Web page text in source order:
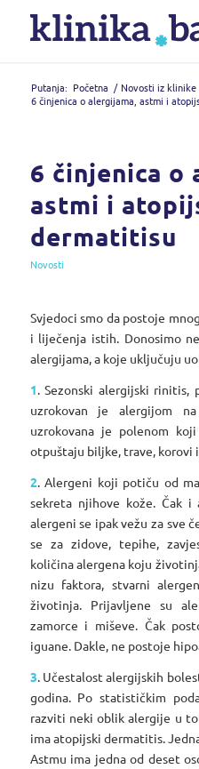
Putanja: Početna / Novosti iz klinike
6 činjenica o alergijama, astmi i
6 činjenica o
astmi i
dermatitisu
Novosti
Svjedoci smo da postoje
i liječenja istih. Donosimo
alergijama, a koje uključuju
1. Sezonski alergijski rinitis,
uzrokovan je alergijom
uzrokovana je polenom
otpuštaju biljke, trave, korovi
2. Alergeni koji potiču od
sekreta njihove kože. Čak
alergeni se ipak vežu za sve
se za zidove, tepihe,
količina alergena koju
nizu faktora, stvarni
životinja. Prijavljene su
zamorce i miševe. Čak
iguane. Dakle, ne postoje
3 . Učestalost alergijskih
godina. Po statističkim
razviti neki oblik alergije u
ima atopijski dermatitis.
Astmu ima jedna od